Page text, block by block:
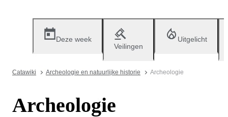
Deze week
Veilingen
Uitgelicht
Catawiki Archeologie en natuurlijke historie Archeologie
Archeologie